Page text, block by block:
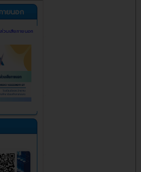
ายนอก
วนเสียภายนอก